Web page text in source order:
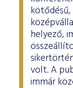
kötődésű,
helyező,
volt. A
immár